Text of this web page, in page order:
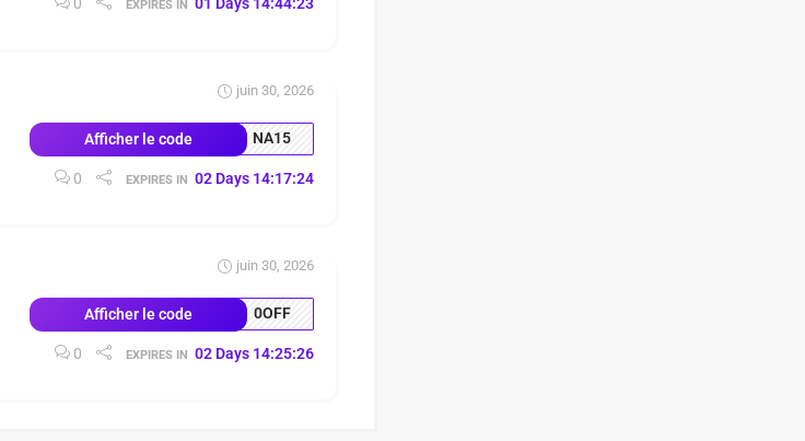
EXPIRES IN
juin 30, 2026
Afficher le code NA15
0 EXPIRES IN 02 Days 14:17:23
juin 30, 2026
Afficher le code 0OFF
0 EXPIRES IN 02 Days 14:25:25